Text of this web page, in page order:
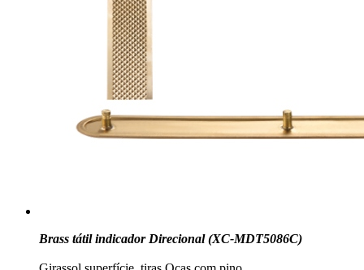
Brass tátil indicador Direcional (XC-MDT5086C)